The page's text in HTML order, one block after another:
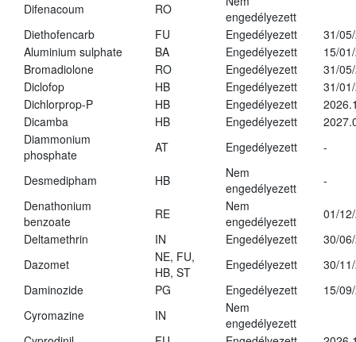
Difenacoum
RO
engedélyezett
Diethofencarb
FU Engedélyezett
31/
Aluminium sulphate
BA Engedélyezett
15/
Bromadiolone
RO Engedélyezett
31/
Diclofop
HB Engedélyezett
31/
Dichlorprop-P
HB Engedélyezett
Dicamba
HB Engedélyezett
Diammonium
phosphate
AT Engedélyezett -
Desmedipham HB
Nem
engedélyezett
-
Denathonium
benzoate
RE
Nem
engedélyezett
01/
Deltamethrin
IN Engedélyezett
30/
Dazomet
NE, FU,
HB, ST
Engedélyezett
30/
Daminozide
PG Engedélyezett
15/
Cyromazine
IN
Nem
engedélyezett